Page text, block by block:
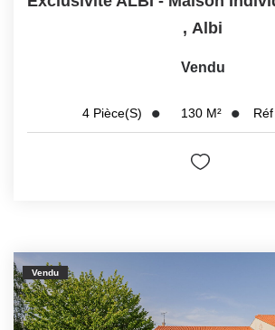
, Albi
Vendu
4 Pièce(s) 130 M²
Vendu